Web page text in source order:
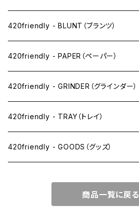
ドライ系
ワックス系
420friendly - BLUNT（ブランツ）
420friendly - PAPER（ペーパー）
SW(シングルワイド）サイズ
1 1/4サイズ
キングサイズスリム
420friendly - GRINDER（グラインダー）
420friendly - TRAY（トレイ）
420friendly - GOODS（グッズ）
商品一覧に戻る